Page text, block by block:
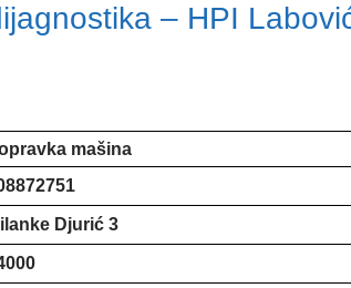
– HPI
mašina
Djurić 3